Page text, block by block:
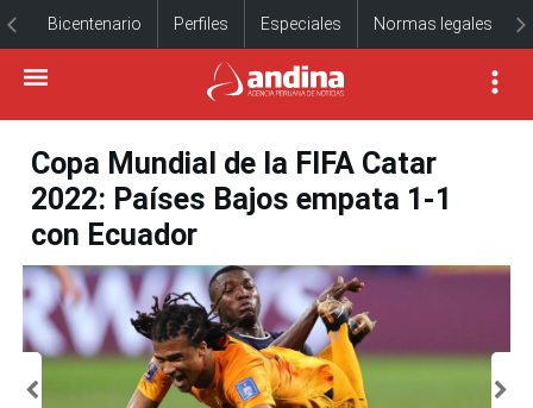
Bicentenario Perfiles Especiales Normas legales
Copa Mundial de la FIFA Catar
2022: Países Bajos empata 1-1
con Ecuador